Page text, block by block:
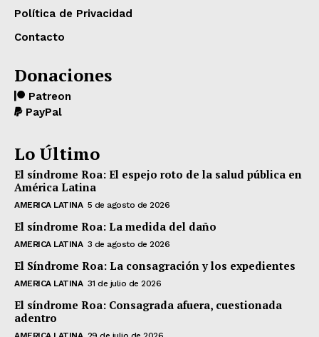
Política de Privacidad
Contacto
Donaciones
Patreon
PayPal
Lo Último
El síndrome Roa: El espejo roto de la salud pública en
América Latina
AMERICA LATINA 5 de agosto de 2026
El síndrome Roa: La medida del daño
AMERICA LATINA 3 de agosto de 2026
El Síndrome Roa: La consagración y los expedientes
AMERICA LATINA 31 de julio de 2026
El síndrome Roa: Consagrada afuera, cuestionada
adentro